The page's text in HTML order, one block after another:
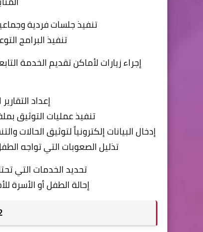
تنفيذ جلسات فردية
تنفيذ البرامج
إجراء زيارات لأماكن تقديم الخدمة
إعداد
تنفيذ عمليات التوثيق
إدخال البيانات إلكترونياً لتوثيق
تذليل الصعوبات التي تواجه
تحديد الخدمات التي
إحالة الطفل أو الأسرة
2.